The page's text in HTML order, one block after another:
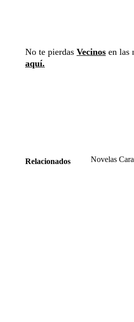
No te pierdas Vecinos en las
aquí.
Relacionados Novelas